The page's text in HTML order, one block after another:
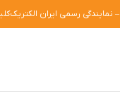
نمایندگی رسمی ایران الکتریک